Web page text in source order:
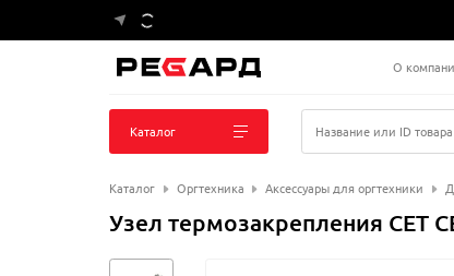
О
Каталог Название или ID товара
Каталог Оргтехника Аксессуары для оргтехники
Узел термозакрепления CET